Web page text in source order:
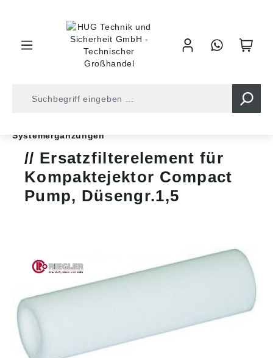
Systemergänzungen
Ersatzfilterelement für
Kompaktejektor Compact
Pump, Düsengr.1,5